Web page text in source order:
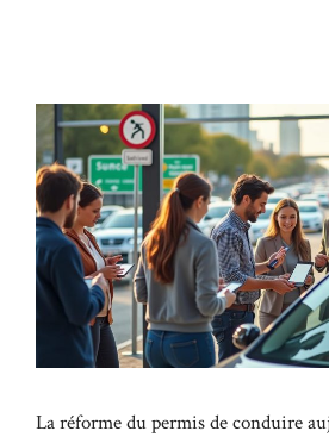
La réforme du permis de conduire